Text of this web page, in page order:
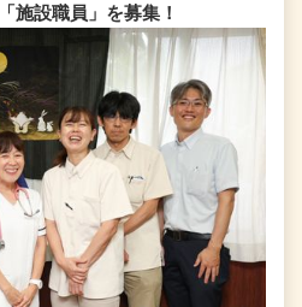
施設職員」を募集！